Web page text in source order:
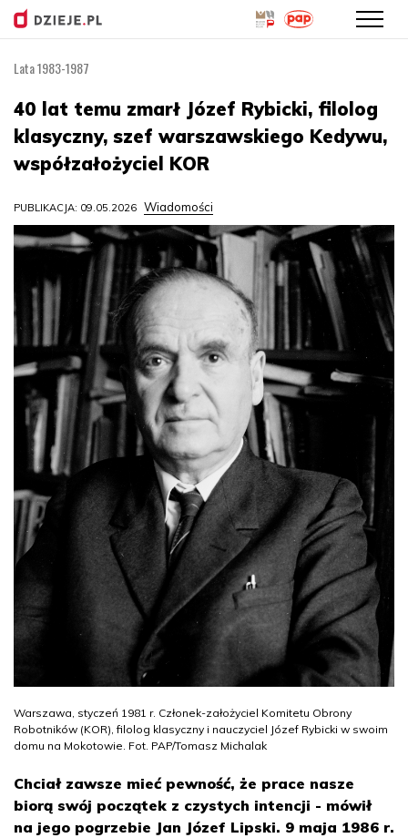
treści
Lata 1983-1987
40 lat temu zmarł Józef Rybicki, filolog
klasyczny, szef warszawskiego Kedywu,
współzałożyciel KOR
PUBLIKACJA: 09.05.2026 Wiadomości
Warszawa, styczeń 1981 r. Członek-założyciel Komitetu Obrony
Robotników (KOR), filolog klasyczny i nauczyciel Józef Rybicki w swoim
domu na Mokotowie. Fot. PAP/Tomasz Michalak
Chciał zawsze mieć pewność, że prace nasze
biorą swój początek z czystych intencji - mówił
na jego pogrzebie Jan Józef Lipski. 9 maja 1986 r.